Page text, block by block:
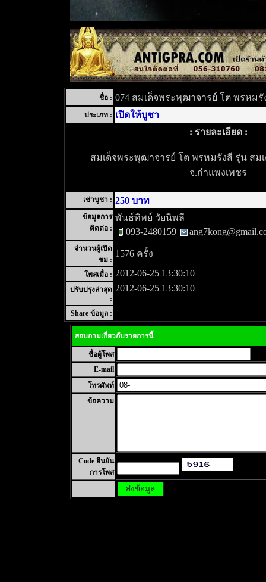
ชื่อ : 074 สมเด็จพระพุฒาจารย์ โต พรหม
ประเภท : เปิดให้บูชา
: รายละเอียด :
สมเด็จพระพุฒาจารย์ โต พรหมรังสี รุ่น สม
จ.กำแพงเพชร
เช่าบูชา : 250 บาท
ข้อมูลการ
ติดต่อ :
พันธ์ทิพย์ วัยนิพลี
093-2480159
จำนวนผู้เปิด
ชม :
1576 ครั้ง
โพสเมื่อ : 2012-06-25 13:30:10
ปรับปรุงล่าสุด
:
2012-06-25 13:30:10
Share ข้อมูล :
สอบถามเกี่ยวกับรายการนี้
ชื่อผู้โพส
E-mail
โทรศัพท์
ข้อความ
Code ยืนยัน
การโพส